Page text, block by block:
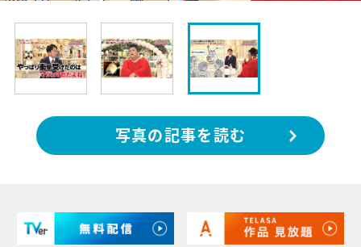
写真の記事を読む